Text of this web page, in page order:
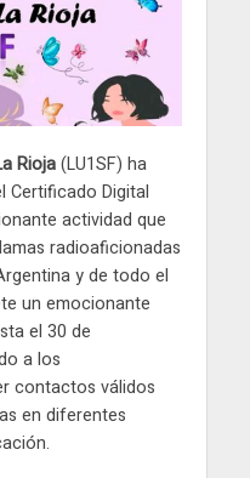
Rioja(LU1SF) ha
Certificado Digital
actividad que
radioaficionadas
y de todo el
un emocionante
el 30 de
a los
contactos válidos
en diferentes